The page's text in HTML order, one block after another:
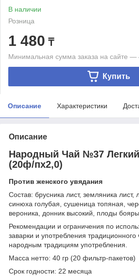
В наличии
Розница
1 480 ₸
Минимальная сумма заказа на сайте —
Купить
Описание Характеристики
Описание
Народный Чай №37 Легкий
(20ф/пх2,0)
Против женского увядания
Состав: брусника лист, земляника лист,
синюха голубая, сушеница топяная,
вероника, донник высокий, плоды
Рекомендации и ограничения по
заварки и употребления традиционного
народным традициям употребления.
Масса нетто: 40 гр (20 фильтр-пакетов)
Срок годности: 22 месяца